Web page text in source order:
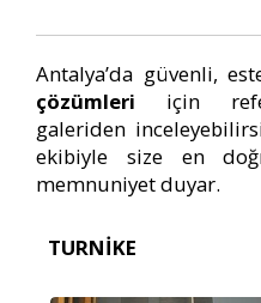
Antalya’da güvenli,
çözümleri için
galeriden
ekibiyle size en
memnuniyet duyar.
TURNİKE